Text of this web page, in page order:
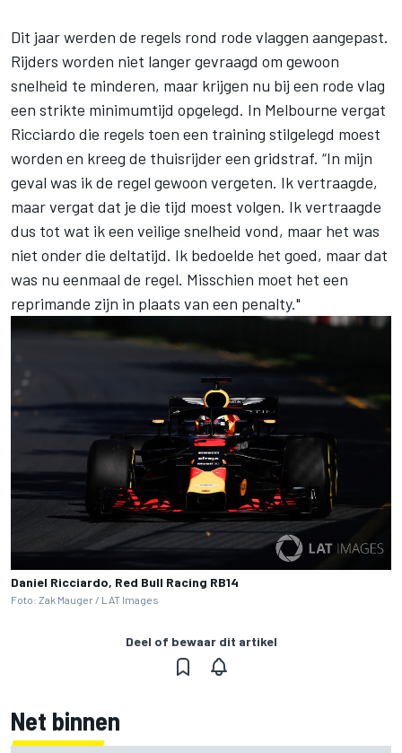
Dit jaar werden de regels rond rode vlaggen aangepast.
Rijders worden niet langer gevraagd om gewoon
snelheid te minderen, maar krijgen nu bij een rode vlag
een strikte minimumtijd opgelegd. In Melbourne vergat
Ricciardo die regels toen een training stilgelegd moest
worden en kreeg de thuisrijder een gridstraf. “In mijn
geval was ik de regel gewoon vergeten. Ik vertraagde,
maar vergat dat je die tijd moest volgen. Ik vertraagde
dus tot wat ik een veilige snelheid vond, maar het was
niet onder die deltatijd. Ik bedoelde het goed, maar dat
was nu eenmaal de regel. Misschien moet het een
reprimande zijn in plaats van een penalty."
Daniel Ricciardo, Red Bull Racing RB14
Foto: Zak Mauger / LAT Images
Deel of bewaar dit artikel
Net binnen